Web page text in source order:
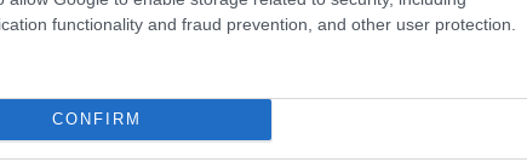
functionality and fraud prevention, and other user protection.
CONFIRM